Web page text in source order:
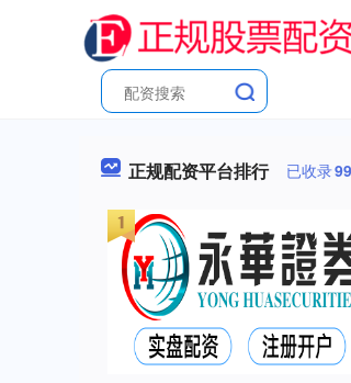
正规配资平台排行 已收录